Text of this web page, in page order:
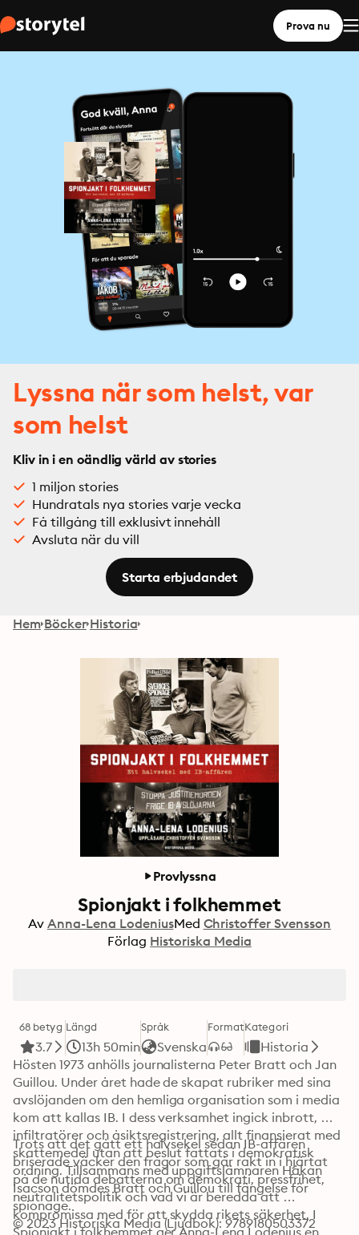
Prova nu
Lyssna när som helst, var
som helst
Kliv in i en oändlig värld av stories
1 miljon stories
Hundratals nya stories varje vecka
Få tillgång till exklusivt innehåll
Avsluta när du vill
Starta erbjudandet
Hem Böcker Historia
Provlyssna
Spionjakt i folkhemmet
Av Anna-Lena LodeniusMed Christoffer Svensson
Förlag Historiska Media
68 betyg
3.7
Längd
13h 50min
Språk
Svenska
FormatKategori
Historia
Hösten 1973 anhölls journalisterna Peter Bratt och Jan
Guillou. Under året hade de skapat rubriker med sina
avslöjanden om den hemliga organisation som i media
kom att kallas IB. I dess verksamhet ingick inbrott,
infiltratörer och åsiktsregistrering, allt finansierat med
skattemedel utan att beslut fattats i demokratisk
ordning. Tillsammans med uppgiftslämnaren Håkan
Isacson dömdes Bratt och Guillou till fängelse för
spionage.
Trots att det gått ett halvsekel sedan IB-affären
briserade väcker den frågor som går rakt in i hjärtat
på de nutida debatterna om demokrati, pressfrihet,
neutralitetspolitik och vad vi är beredda att
kompromissa med för att skydda rikets säkerhet. I
Spionjakt i folkhemmet ger Anna-Lena Lodenius en
© 2023 Historiska Media (Ljudbok): 9789180503372